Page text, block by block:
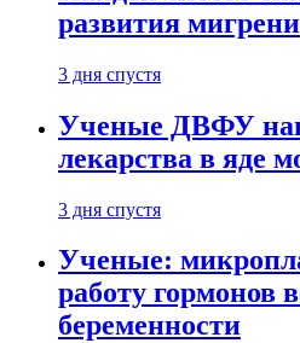
развития мигрени
3 дня спустя
Ученые ДВФУ
лекарства в яде
3 дня спустя
Ученые:
работу гормонов
беременности